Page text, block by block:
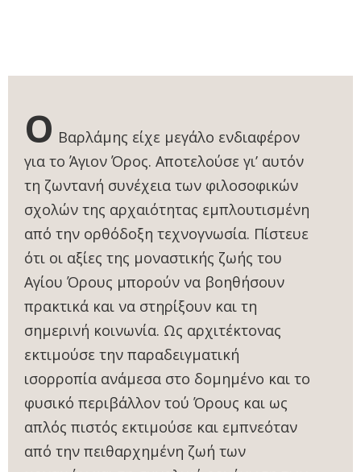
Ο Βαρλάμης είχε μεγάλο ενδιαφέρον
για το Άγιον Όρος. Αποτελούσε γι’ αυτόν
τη ζωντανή συνέχεια των φιλοσοφικών
σχολών της αρχαιότητας εμπλουτισμένη
από την ορθόδοξη τεχνογνωσία. Πίστευε
ότι οι αξίες της μοναστικής ζωής του
Αγίου Όρους μπορούν να βοηθήσουν
πρακτικά και να στηρίξουν και τη
σημερινή κοινωνία. Ως αρχιτέκτονας
εκτιμούσε την παραδειγματική
ισορροπία ανάμεσα στο δομημένο και το
φυσικό περιβάλλον τού Όρους και ως
απλός πιστός εκτιμούσε και εμπνεόταν
από την πειθαρχημένη ζωή των